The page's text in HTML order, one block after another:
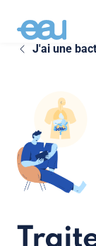
J'ai une